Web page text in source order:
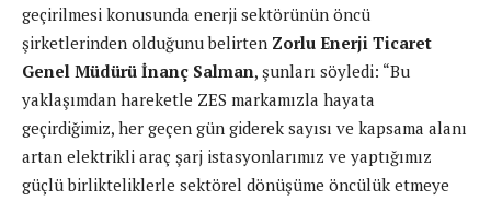
geçirilmesi konusunda enerji sektörünün öncü
şirketlerinden olduğunu belirten Zorlu Enerji Ticaret
Genel Müdürü İnanç Salman, şunları söyledi: “Bu
yaklaşımdan hareketle ZES markamızla hayata
geçirdiğimiz, her geçen gün giderek sayısı ve kapsama alanı
artan elektrikli araç şarj istasyonlarımız ve yaptığımız
güçlü birlikteliklerle sektörel dönüşüme öncülük etmeye